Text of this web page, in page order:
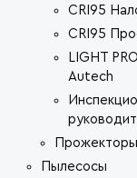
CRI95
CRI95
LIGHT
Autech
Прожекторы
Пылесосы